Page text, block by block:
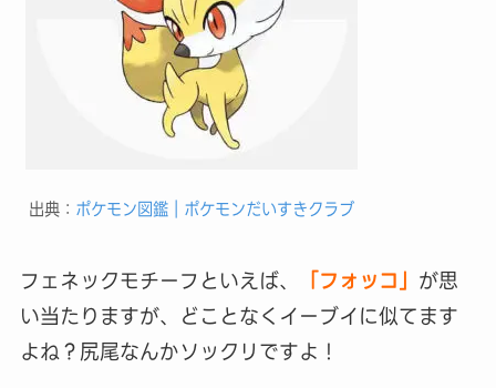
出典： ポケモン図鑑｜ポケモンだいすきクラブ
フェネックモチーフといえば、 「フォッコ」 が思
い当たりますが、どことなくイーブイに似てます
よね？尻尾なんかソックリですよ！